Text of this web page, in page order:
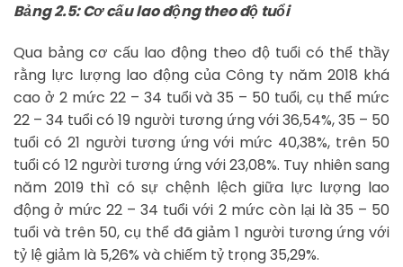
Bảng 2.5: Cơ cấu lao động theo độ tuổi
Qua bảng cơ cấu lao động theo độ tuổi có thể thầy
rằng lực lượng lao động của Công ty năm 2018 khá
cao ở 2 mức 22 – 34 tuổi và 35 – 50 tuổi, cụ thể mức
22 – 34 tuổi có 19 người tương ứng với 36,54%, 35 – 50
tuổi có 21 người tương ứng với mức 40,38%, trên 50
tuổi có 12 người tương ứng với 23,08%. Tuy nhiên sang
năm 2019 thì có sự chệnh lệch giữa lực lượng lao
động ở mức 22 – 34 tuổi với 2 mức còn lại là 35 – 50
tuổi và trên 50, cụ thể đã giảm 1 người tương ứng với
tỷ lệ giảm là 5,26% và chiếm tỷ trọng 35,29%.